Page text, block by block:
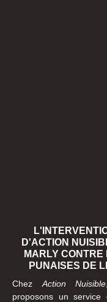
D'ACTION
MARLY CONTRE
PUNAISES DE
Chez Action Nuisible
proposons un service